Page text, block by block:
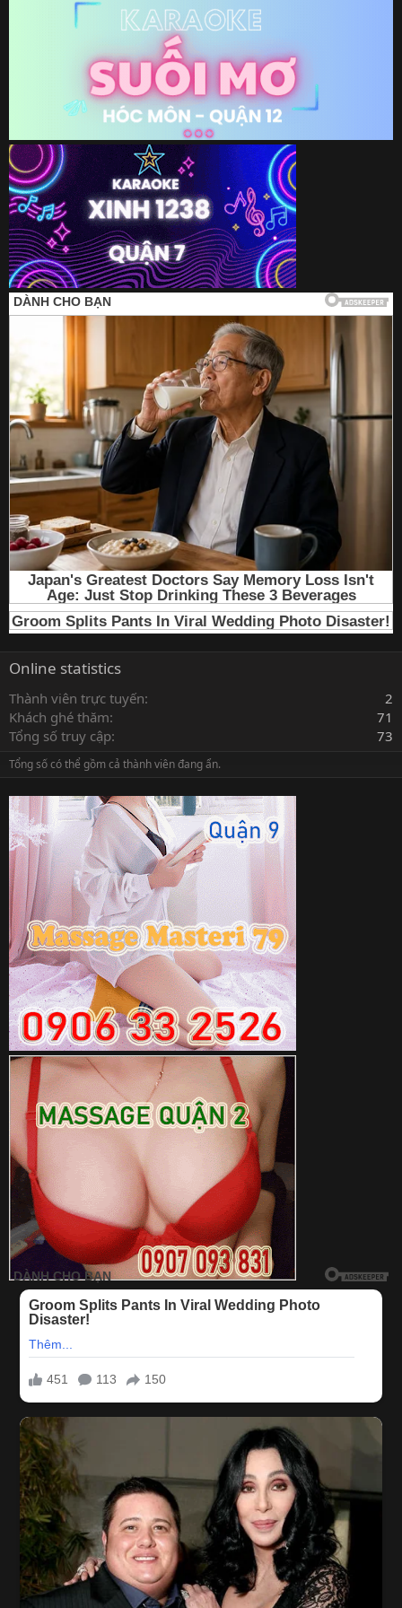
Online statistics
Thành viên trực tuyến
2
Khách ghé thăm
71
Tổng số truy cập
73
Tổng số có thể gồm cả thành viên đang ẩn.